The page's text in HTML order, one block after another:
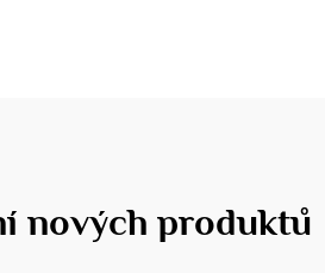
nových produktů